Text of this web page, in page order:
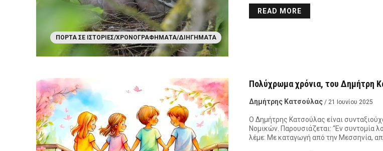
ΠΌΡΤΑ ΣΕ ΙΣΤΟΡΊΕΣ/ΧΡΟΝΟΓΡΑΦΉΜΑΤΑ/ΔΙΗΓΉΜΑΤΑ
READ MORE
Πολύχρωμα χρόνια, του Δημήτρη
Δημήτρης Κατσούλας / 21 Ιουνίου 2025
Ο Δημήτρης Κατσούλας είναι
Νομικών. Παρουσιάζεται: “Εν συντομία
λέμε: Με καταγωγή από την Μεσσηνία,